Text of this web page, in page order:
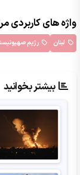
واژه های کاربردی
لبنان رژیم
بیشتر بخوانید